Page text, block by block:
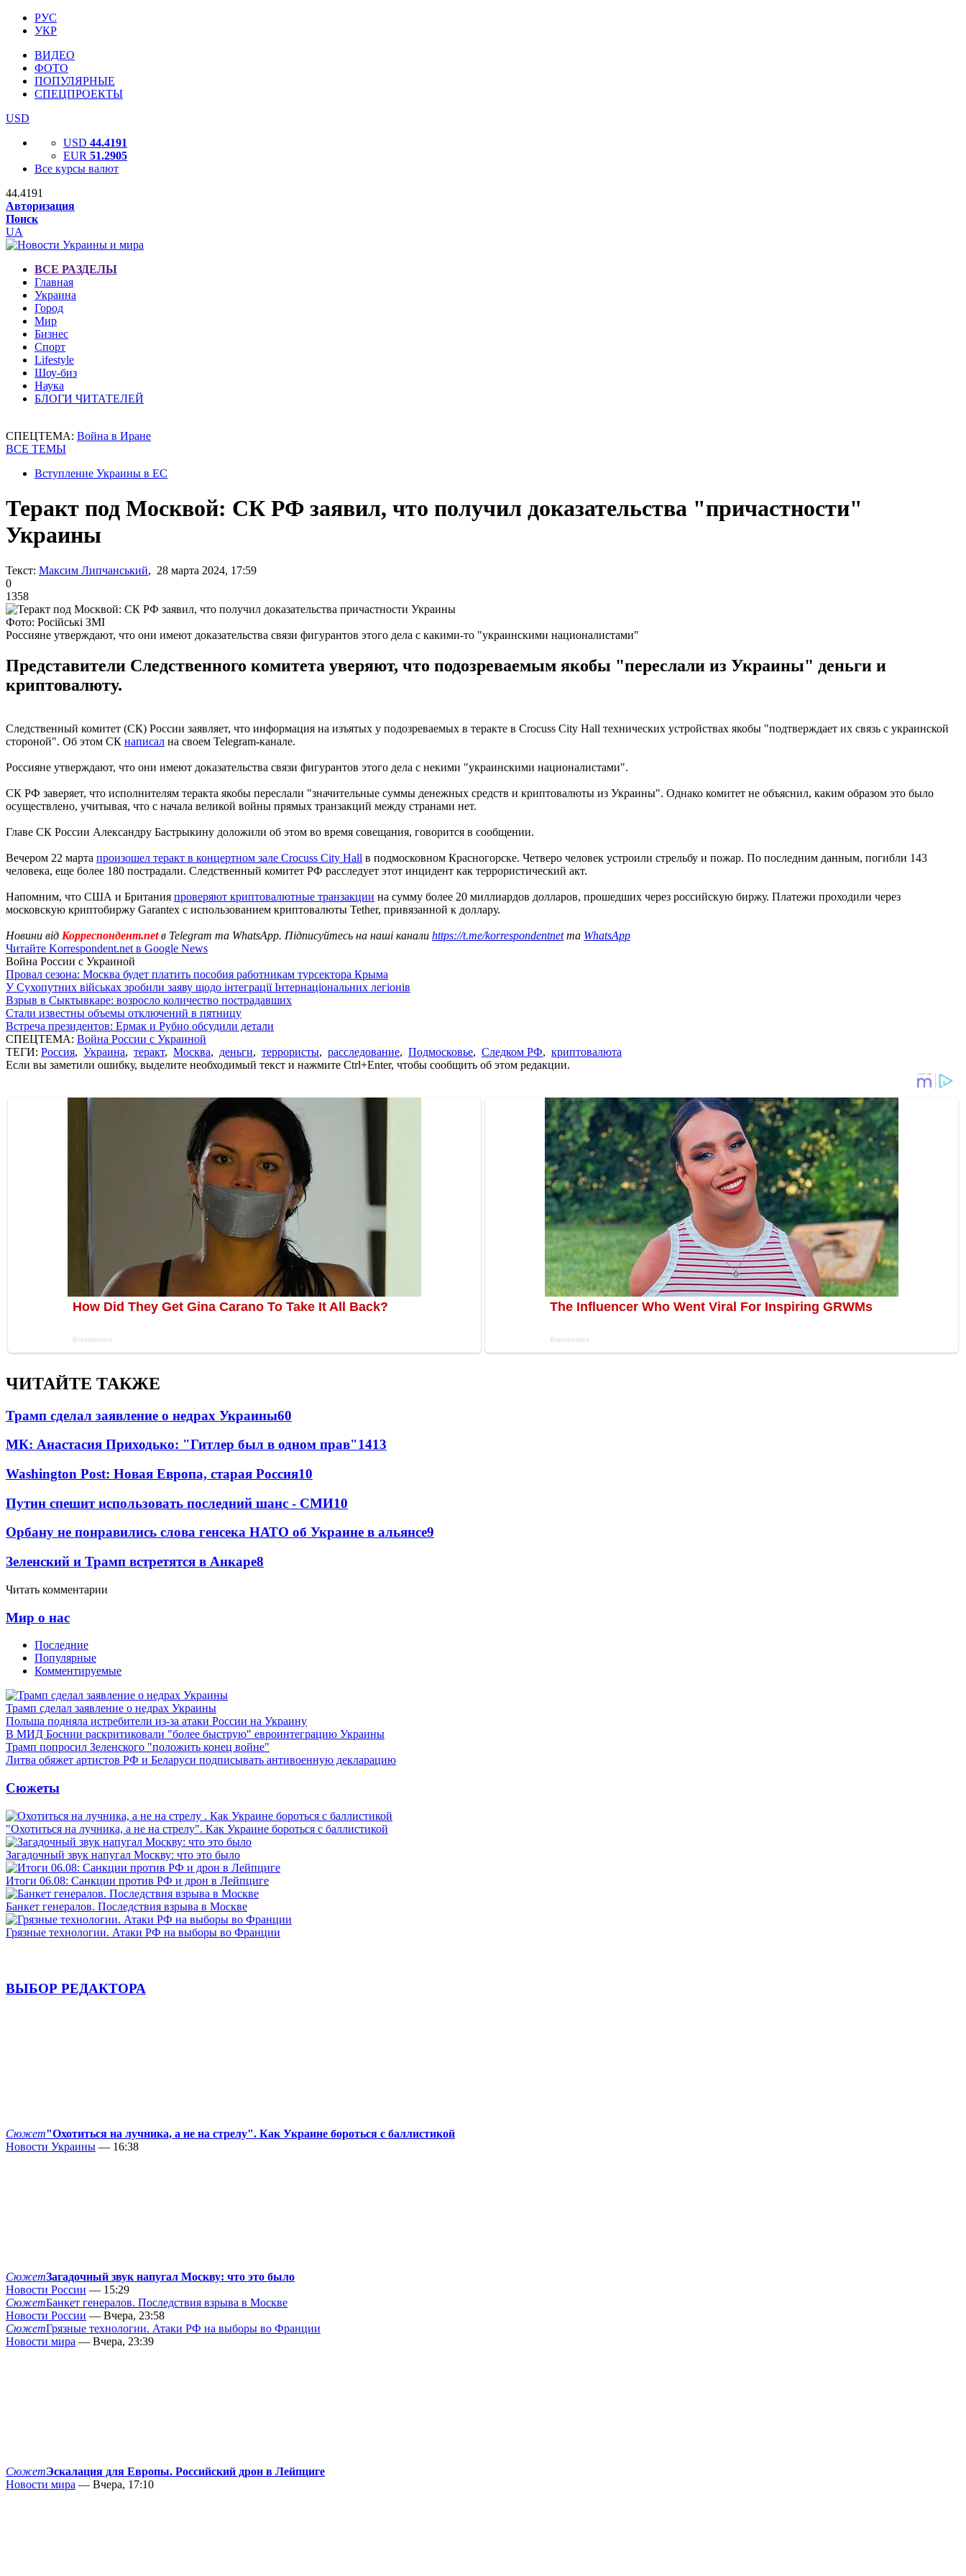
РУС
УКР
ВИДЕО
ФОТО
ПОПУЛЯРНЫЕ
СПЕЦПРОЕКТЫ
USD
USD 44.4191
EUR 51.2905
Все курсы валют
44.4191
Авторизация
Поиск
UA
ВСЕ РАЗДЕЛЫ
Главная
Украина
Город
Мир
Бизнес
Спорт
Lifestyle
Шоу-биз
Наука
БЛОГИ ЧИТАТЕЛЕЙ
СПЕЦТЕМА: Война в Иране
ВСЕ ТЕМЫ
Вступление Украины в ЕС
Теракт под Москвой: СК РФ заявил, что получил доказательства "причастности"
Украины
Текст: Максим Липчанський, 28 марта 2024, 17:59
0
1358
Фото: Російські ЗМІ
Россияне утверждают, что они имеют доказательства связи фигурантов этого дела с какими-то "украинскими националистами"
Представители Следственного комитета уверяют, что подозреваемым якобы "переслали из Украины" деньги и
криптовалюту.
Следственный комитет (СК) России заявляет, что информация на изъятых у подозреваемых в теракте в Crocuss City Hall технических устройствах якобы "подтверждает их связь с украинской
стороной". Об этом СК написал на своем Telegram-канале.
Россияне утверждают, что они имеют доказательства связи фигурантов этого дела с некими "украинскими националистами".
СК РФ заверяет, что исполнителям теракта якобы переслали "значительные суммы денежных средств и криптовалюты из Украины". Однако комитет не объяснил, каким образом это было
осуществлено, учитывая, что с начала великой войны прямых транзакций между странами нет.
Главе СК России Александру Бастрыкину доложили об этом во время совещания, говорится в сообщении.
Вечером 22 марта произошел теракт в концертном зале Crocuss City Hall в подмосковном Красногорске. Четверо человек устроили стрельбу и пожар. По последним данным, погибли 143
человека, еще более 180 пострадали. Следственный комитет РФ расследует этот инцидент как террористический акт.
Напомним, что США и Британия проверяют криптовалютные транзакции на сумму более 20 миллиардов долларов, прошедших через российскую биржу. Платежи проходили через
московскую криптобиржу Garantex с использованием криптовалюты Tether, привязанной к доллару.
Новини від Корреспондент.netв Telegram та WhatsApp. Підписуйтесь на наші канали https://t.me/korrespondentnetта WhatsApp
Читайте Korrespondent.net в Google News
Война России с Украиной
Провал сезона: Москва будет платить пособия работникам турсектора Крыма
У Сухопутних військах зробили заяву щодо інтеграції Інтернаціональних легіонів
Взрыв в Сыктывкаре: возросло количество пострадавших
Стали известны объемы отключений в пятницу
Встреча президентов: Ермак и Рубио обсудили детали
СПЕЦТЕМА: Война России с Украиной
ТЕГИ: Россия, Украина, теракт, Москва, деньги, террористы, расследование, Подмосковье, Следком РФ, криптовалюта
Если вы заметили ошибку, выделите необходимый текст и нажмите Ctrl+Enter, чтобы сообщить об этом редакции.
ЧИТАЙТЕ ТАКЖЕ
Трамп сделал заявление о недрах Украины60
МК: Анастасия Приходько: "Гитлер был в одном прав"1413
Washington Post: Новая Европа, старая Россия10
Путин спешит использовать последний шанс - СМИ10
Орбану не понравились слова генсека НАТО об Украине в альянсе9
Зеленский и Трамп встретятся в Анкаре8
Читать комментарии
Мир о нас
Последние
Популярные
Комментируемые
Трамп сделал заявление о недрах Украины
Польша подняла истребители из-за атаки России на Украину
В МИД Боснии раскритиковали "более быструю" евроинтеграцию Украины
Трамп попросил Зеленского "положить конец войне"
Литва обяжет артистов РФ и Беларуси подписывать антивоенную декларацию
Сюжеты
"Охотиться на лучника, а не на стрелу". Как Украине бороться с баллистикой
Загадочный звук напугал Москву: что это было
Итоги 06.08: Санкции против РФ и дрон в Лейпциге
Банкет генералов. Последствия взрыва в Москве
Грязные технологии. Атаки РФ на выборы во Франции
ВЫБОР РЕДАКТОРА
Сюжет"Охотиться на лучника, а не на стрелу". Как Украине бороться с баллистикой
Новости Украины — 16:38
СюжетЗагадочный звук напугал Москву: что это было
Новости России — 15:29
СюжетБанкет генералов. Последствия взрыва в Москве
Новости России — Вчера, 23:58
СюжетГрязные технологии. Атаки РФ на выборы во Франции
Новости мира — Вчера, 23:39
СюжетЭскалация для Европы. Российский дрон в Лейпциге
Новости мира — Вчера, 17:10